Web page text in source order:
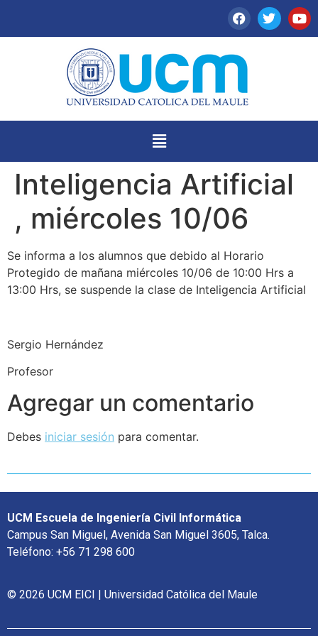
Inteligencia Artificial
, miércoles 10/06
Se informa a los alumnos que debido al Horario
Protegido de mañana miércoles 10/06 de 10:00 Hrs a
13:00 Hrs, se suspende la clase de Inteligencia Artificial
Sergio Hernández
Profesor
Agregar un comentario
Debes iniciar sesión para comentar.
UCM Escuela de Ingeniería Civil Informática
Campus San Miguel, Avenida San Miguel 3605, Talca.
Teléfono: +56 71 298 600
© 2026 UCM EICI | Universidad Católica del Maule